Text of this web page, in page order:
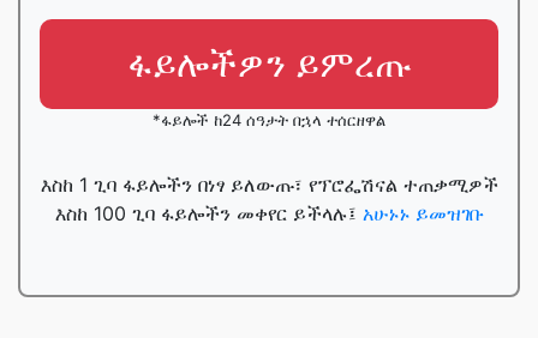
ፋይሎችዎን ይምረጡ
*ፋይሎች ከ24 ሰዓታት በኋላ ተሰርዘዋል
እስከ 1 ጊባ ፋይሎችን በነፃ ይለውጡ፣ የፕሮፌሽናል ተጠቃሚዎች
እስከ 100 ጊባ ፋይሎችን መቀየር ይችላሉ፤ አሁኑኑ ይመዝገቡ